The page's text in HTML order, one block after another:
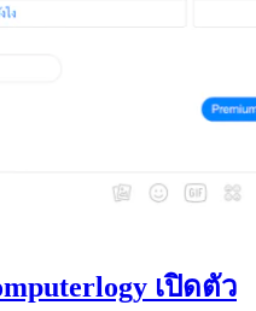
เปิดตัว